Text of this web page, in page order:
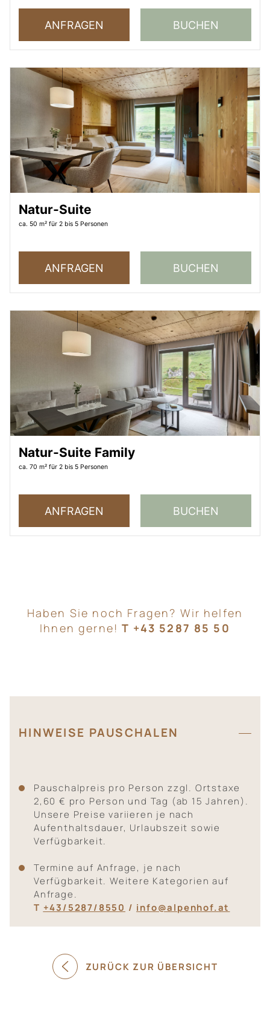
ANFRAGEN BUCHEN
Natur-Suite
ca. 50 m² für 2 bis 5 Personen
ANFRAGEN BUCHEN
Natur-Suite Family
ca. 70 m² für 2 bis 5 Personen
ANFRAGEN BUCHEN
Haben Sie noch Fragen? Wir helfen
Ihnen gerne!T +43 5287 85 50
HINWEISE PAUSCHALEN
Pauschalpreis pro Person zzgl. Ortstaxe
2,60 € pro Person und Tag (ab 15 Jahren).
Unsere Preise variieren je nach
Aufenthaltsdauer, Urlaubszeit sowie
Verfügbarkeit.
Termine auf Anfrage, je nach
Verfügbarkeit. Weitere Kategorien auf
Anfrage.
T +43/5287/8550 / info@alpenhof.at
ZURÜCK ZUR ÜBERSICHT